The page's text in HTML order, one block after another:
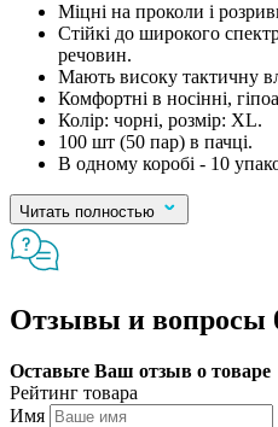
Міцні на проколи і
Стійкі до широкого
речовин.
Мають високу тактичну
Комфортні в носінні,
Колір: чорні, розмір: XL.
100 шт (50 пар) в пачці.
В одному коробі - 10
Читать полностью
Отзывы и вопросы
Оставьте Ваш отзыв о товаре
Рейтинг товара
Имя